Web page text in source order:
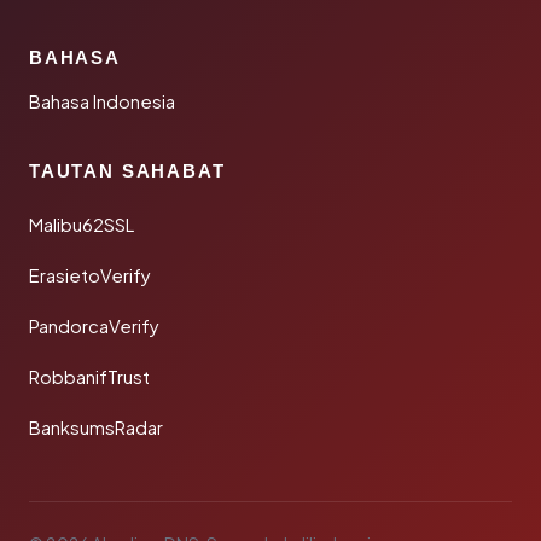
BAHASA
Bahasa Indonesia
TAUTAN SAHABAT
Malibu62SSL
ErasietoVerify
PandorcaVerify
RobbanifTrust
BanksumsRadar